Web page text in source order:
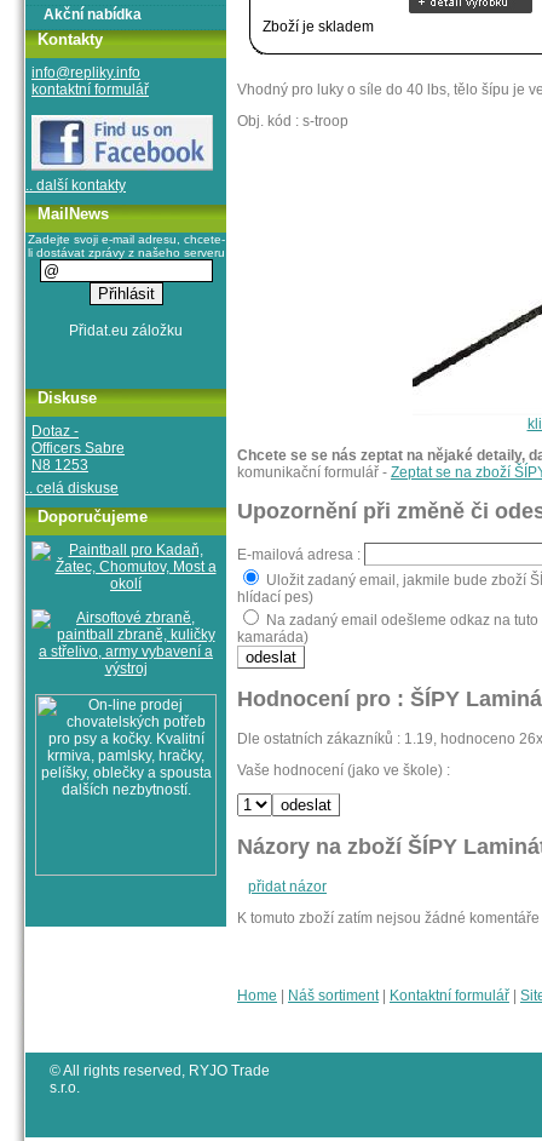
Zboží je skladem
Vhodný pro luky o síle do 40 lbs, tělo šípu je
Obj. kód : s-troop
Chcete se se nás zeptat na nějaké detaily,
komunikační formulář - Zeptat se na zboží
Upozornění při změně či
E-mailová adresa :
Uložit zadaný email, jakmile bude zboží
hlídací pes)
Na zadaný email odešleme odkaz na
kamaráda)
Hodnocení pro : ŠÍPY
Dle ostatních zákazníků : 1.19, hodnoceno 26x
Vaše hodnocení (jako ve škole) :
Názory na zboží ŠÍPY
přidat názor
K tomuto zboží zatím nejsou žádné komentáře
Home | Náš sortiment | Kontaktní formulář |
Akční nabídka
Kontakty
info@repliky.info
kontaktní formulář
.. další kontakty
MailNews
Zadejte svoji e-mail adresu, chcete-
li dostávat zprávy z našeho serveru
Diskuse
Dotaz -
Officers Sabre
N8 1253
.. celá diskuse
Doporučujeme
© All rights reserved, RYJO Trade
s.r.o.